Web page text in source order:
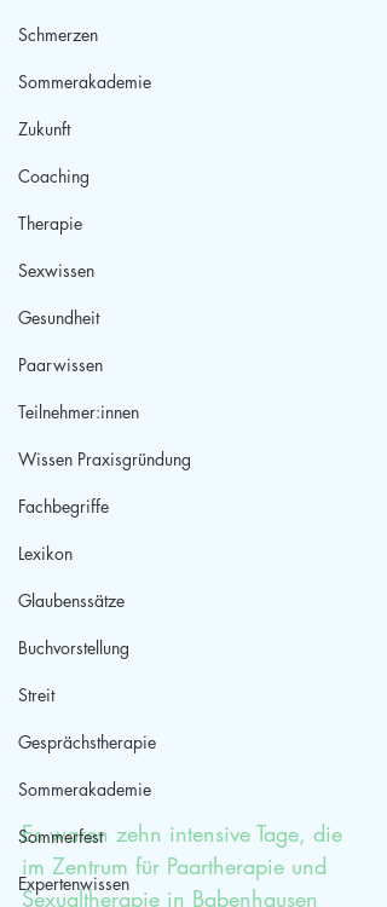
Schmerzen
Sommerakademie
Zukunft
Coaching
Therapie
Sexwissen
Gesundheit
Paarwissen
Teilnehmer:innen
Wissen Praxisgründung
Fachbegriffe
Lexikon
Glaubenssätze
Buchvorstellung
Streit
Gesprächstherapie
Sommerakademie
Sommerfest
Expertenwissen
Es waren zehn intensive Tage, die
im Zentrum für Paartherapie und
Sexualtherapie in Babenhausen